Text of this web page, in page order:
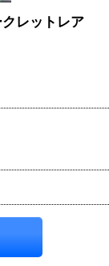
レットレア